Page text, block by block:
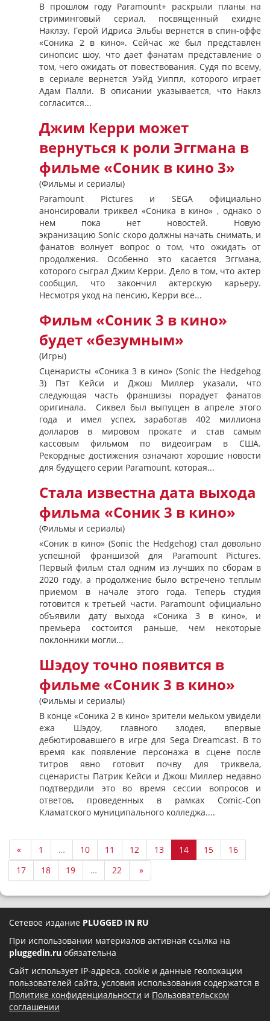
В прошлом году Paramount+ раскрыли планы на
стриминговый сериал, посвященный ехидне
Наклзу. Герой Идриса Эльбы вернется в спин-оффе
«Соника 2 в кино». Сейчас же был представлен
синопсис шоу, что дает фанатам представление о
том, чего ожидать от повествования. Судя по всему,
в сериале вернется Уэйд Уиппл, которого играет
Адам Палли. В описании указывается, что Наклз
согласится...
Джим Керри может
вернуться к роли Эггмана в
фильме «Соник в кино 3»
(Фильмы и сериалы)
Paramount Pictures и SEGA официально
анонсировали триквел «Соника в кино» , однако о
нем пока нет новостей. Новую
экранизацию Sonic скоро должны начать снимать, и
фанатов волнует вопрос о том, что ожидать от
продолжения. Особенно это касается Эггмана,
которого сыграл Джим Керри. Дело в том, что актер
сообщил, что закончил актерскую карьеру.
Несмотря уход на пенсию, Керри все...
Фильм «Соник 3 в кино»
будет «безумным»
(Игры)
Сценаристы «Соника 3 в кино» (Sonic the Hedgehog
3) Пэт Кейси и Джош Миллер указали, что
следующая часть франшизы порадует фанатов
оригинала. Сиквел был выпущен в апреле этого
года и имел успех, заработав 402 миллиона
долларов в мировом прокате и став самым
кассовым фильмом по видеоиграм в США.
Рекордные достижения означают хорошие новости
для будущего серии Paramount, которая...
Стала известна дата выхода
фильма «Соник 3 в кино»
(Фильмы и сериалы)
«Соник в кино» (Sonic the Hedgehog) стал довольно
успешной франшизой для Paramount Pictures.
Первый фильм стал одним из лучших по сборам в
2020 году, а продолжение было встречено теплым
приемом в начале этого года. Теперь студия
готовится к третьей части. Paramount официально
объявили дату выхода «Соника 3 в кино», и
премьера состоится раньше, чем некоторые
поклонники могли...
Шэдоу точно появится в
фильме «Соник 3 в кино»
(Фильмы и сериалы)
В конце «Соника 2 в кино» зрители мельком увидели
ежа Шэдоу, главного злодея, впервые
дебютировавшего в игре для Sega Dreamcast. В то
время как появление персонажа в сцене после
титров явно готовит почву для триквела,
сценаристы Патрик Кейси и Джош Миллер недавно
подтвердили это во время сессии вопросов и
ответов, проведенных в рамках Comic-Con
Кламатского муниципального колледжа....
« 1 … 10 11 12 13 14 15
16
17
18 19 … 22 »
Сетевое издание PLUGGED IN RU
При использовании материалов активная ссылка на
pluggedin.ru обязательна
Сайт использует IP-адреса, cookie и данные геолокации
пользователей сайта, условия использования содержатся в
Политике конфиденциальности и Пользовательском
соглашении